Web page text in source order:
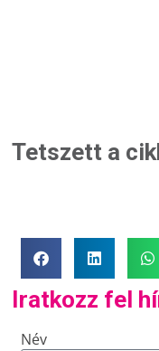
Tetszett a
Iratkozz fel
Név